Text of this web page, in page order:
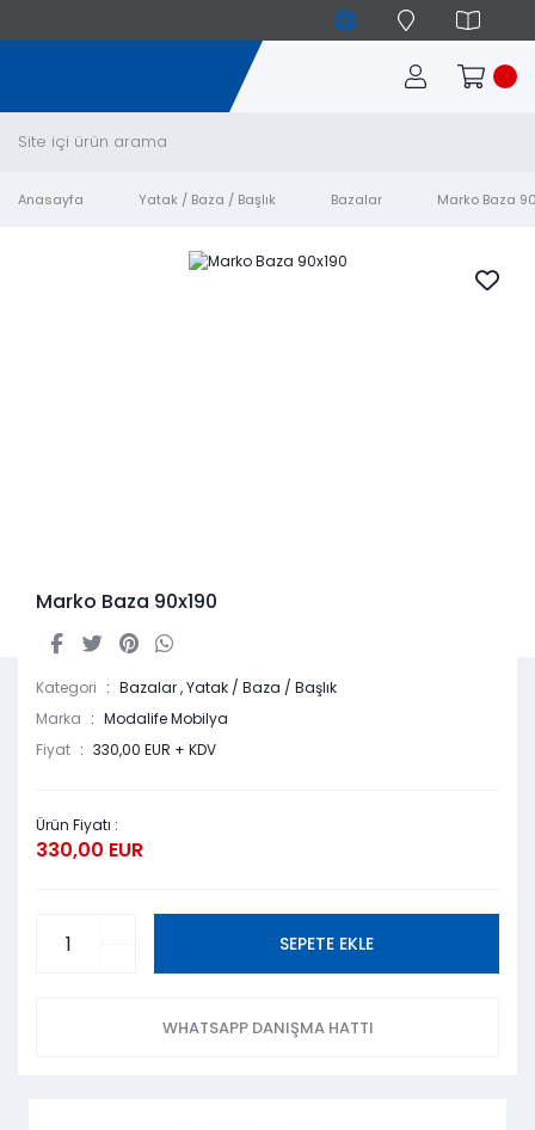
Anasayfa Yatak / Baza / Başlık Bazalar Marko Baza
Marko Baza 90x190
Kategori Bazalar,Yatak / Baza / Başlık
Marka
Modalife Mobilya
Fiyat
330,00 EUR + KDV
Ürün Fiyatı :
330,00 EUR
SEPETE EKLE
WHATSAPP DANIŞMA HATTI